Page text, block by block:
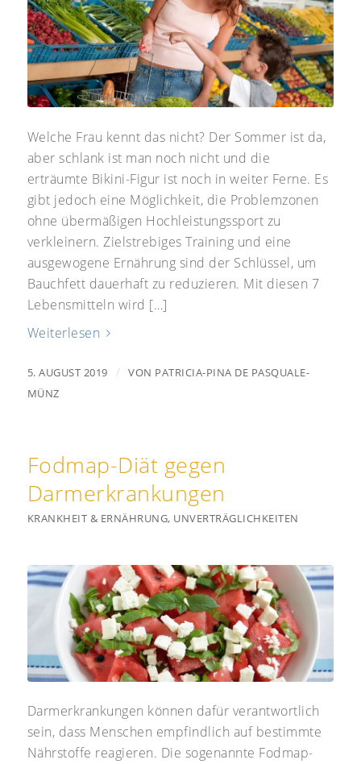
Welche Frau kennt das nicht? Der Sommer ist da,
aber schlank ist man noch nicht und die
erträumte Bikini-Figur ist noch in weiter Ferne. Es
gibt jedoch eine Möglichkeit, die Problemzonen
ohne übermäßigen Hochleistungssport zu
verkleinern. Zielstrebiges Training und eine
ausgewogene Ernährung sind der Schlüssel, um
Bauchfett dauerhaft zu reduzieren. Mit diesen 7
Lebensmitteln wird […]
Weiterlesen
5. AUGUST 2019 / VON PATRICIA-PINA DE PASQUALE-
MÜNZ
Fodmap-Diät gegen
Darmerkrankungen
KRANKHEIT & ERNÄHRUNG, UNVERTRÄGLICHKEITEN
Darmerkrankungen können dafür verantwortlich
sein, dass Menschen empfindlich auf bestimmte
Nährstoffe reagieren. Die sogenannte Fodmap-